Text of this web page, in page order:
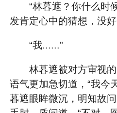
“林暮遮？你什么时
发肯定心中的猜想，没好
“我......”
林暮遮被对方审视
语气更加急切道，“我今
暮遮眼眸微沉，明知故